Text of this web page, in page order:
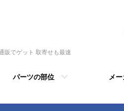
販でゲット 取寄せも最速
パーツの部位 メ